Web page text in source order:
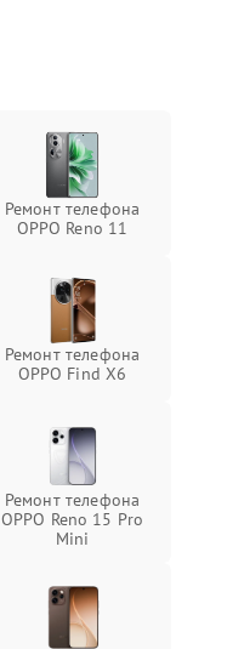
Ремонт телефона
OPPO Reno 11
Ремонт телефона
OPPO Find X6
Ремонт телефона
OPPO Reno 15 Pro
Mini